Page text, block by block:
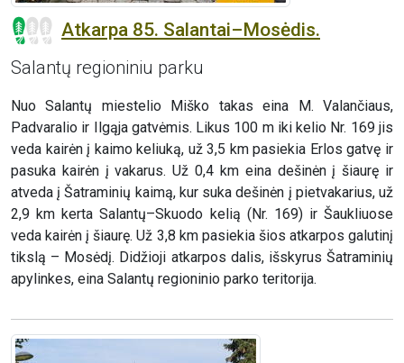
Atkarpa 85. Salantai–Mosėdis.
Salantų regioniniu parku
Nuo Salantų miestelio Miško takas eina M. Valančiaus,
Padvaralio ir Ilgąja gatvėmis. Likus 100 m iki kelio Nr. 169 jis
veda kairėn į kaimo keliuką, už 3,5 km pasiekia Erlos gatvę ir
pasuka kairėn į vakarus. Už 0,4 km eina dešinėn į šiaurę ir
atveda į Šatraminių kaimą, kur suka dešinėn į pietvakarius, už
2,9 km kerta Salantų–Skuodo kelią (Nr. 169) ir Šaukliuose
veda kairėn į šiaurę. Už 3,8 km pasiekia šios atkarpos galutinį
tikslą – Mosėdį. Didžioji atkarpos dalis, išskyrus Šatraminių
apylinkes, eina Salantų regioninio parko teritorija.